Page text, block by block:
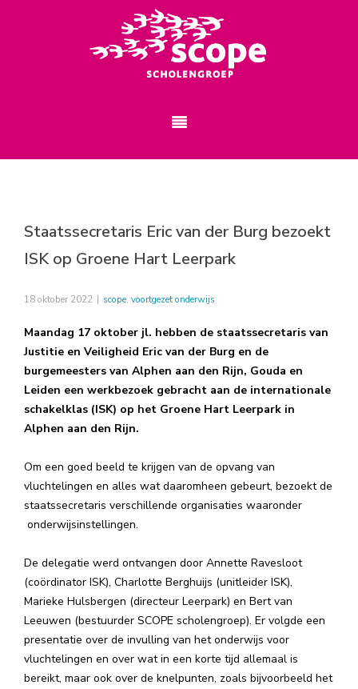
Staatssecretaris Eric van der Burg bezoekt
ISK op Groene Hart Leerpark
18 oktober 2022 | scope, voortgezet onderwijs
Maandag 17 oktober jl. hebben de staatssecretaris van
Justitie en Veiligheid Eric van der Burg en de
burgemeesters van Alphen aan den Rijn, Gouda en
Leiden een werkbezoek gebracht aan de internationale
schakelklas (ISK) op het Groene Hart Leerpark in
Alphen aan den Rijn.
Om een goed beeld te krijgen van de opvang van
vluchtelingen en alles wat daaromheen gebeurt, bezoekt de
staatssecretaris verschillende organisaties waaronder
onderwijsinstellingen.
De delegatie werd ontvangen door Annette Ravesloot
(coördinator ISK), Charlotte Berghuijs (unitleider ISK),
Marieke Hulsbergen (directeur Leerpark) en Bert van
Leeuwen (bestuurder SCOPE scholengroep). Er volgde een
presentatie over de invulling van het onderwijs voor
vluchtelingen en over wat in een korte tijd allemaal is
bereikt, maar ook over de knelpunten, zoals bijvoorbeeld het